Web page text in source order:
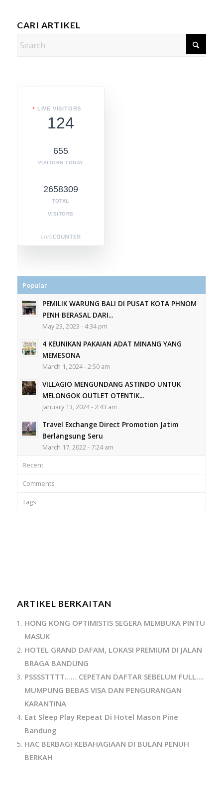
CARI ARTIKEL
LIVE VISITORS
124
655
VISITORS TODAY
2658309
TOTAL
VISITORS
Popular
PEMILIK WARUNG BALI DI PUSAT KOTA PHNOM
PENH BERASAL DARI...
May 23, 2023 - 4:34 pm
4 KEUNIKAN PAKAIAN ADAT MINANG YANG
MEMESONA
March 1, 2024 - 2:50 am
VILLAGIO MENGUNDANG ASTINDO UNTUK
MELONGOK OUTLET OTENTIK...
January 13, 2024 - 2:43 am
Travel Exchange Direct Promotion Jatim
Berlangsung Seru
March 17, 2022 - 7:24 am
Recent
Comments
Tags
ARTIKEL BERKAITAN
HONG KONG OPTIMISTIS SEGERA MEMBUKA PINTU
MASUK
HOTEL GRAND DAFAM, LOKASI PREMIUM DI JALAN
BRAGA BANDUNG
PSSSSTTTT…… CEPETAN DAFTAR SEBELUM FULL….
MUMPUNG BEBAS VISA DAN PENGURANGAN
KARANTINA
Eat Sleep Play Repeat Di Hotel Mason Pine
Bandung
HAC BERBAGI KEBAHAGIAAN DI BULAN PENUH
BERKAH